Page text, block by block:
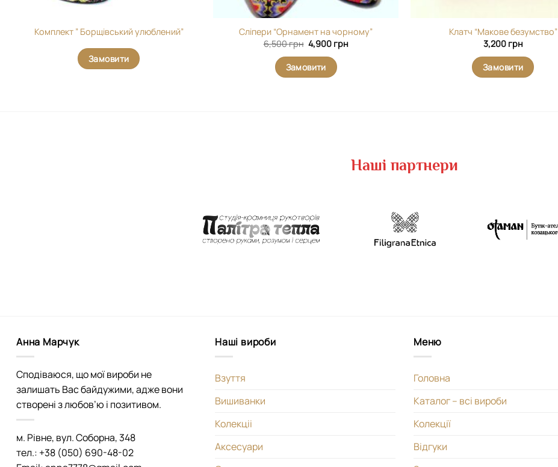
Комплект ” Борщівський улюблений”
Замовити
Сліпери “Орнамент на чорному”
6,500грн Оригінальна
ціна:
6,500 грн.
4,900 грнПоточна
Замовити
Клатч “Макове безумство”
3,200 грн
Замовити
Наші партнери
Анна Марчук
Сподіваюся, що мої вироби не
залишать Вас байдужими, адже вони
створені з любов’ю і позитивом.
м. Рівне, вул. Соборна, 348
тел.: +38 (050) 690-48-02
Наші вироби
Взуття
Вишиванки
Колекціі
Аксесуари
Меню
Головна
Каталог – всі вироби
Колекції
Відгуки